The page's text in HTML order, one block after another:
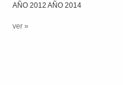
AÑO 2012 AÑO 2014
ver »